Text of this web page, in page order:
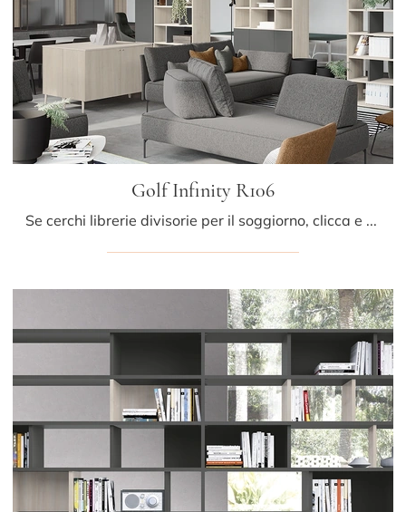
Golf Infinity R106
Se cerchi librerie divisorie per il soggiorno, clicca e scopri le nostre soluzioni moderne: il modello Golf Infinity R106 Colombini Casa ti sta ...